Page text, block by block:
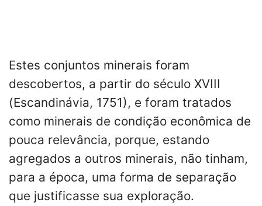
Estes conjuntos minerais foram
descobertos, a partir do século XVIII
(Escandinávia, 1751), e foram tratados
como minerais de condição econômica de
pouca relevância, porque, estando
agregados a outros minerais, não tinham,
para a época, uma forma de separação
que justificasse sua exploração.